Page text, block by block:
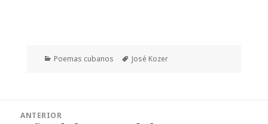
Categorías
Poemas cubanos Etiquetas
José Kozer
ANTERIOR